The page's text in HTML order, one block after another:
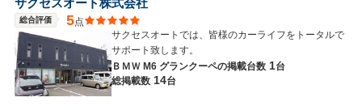
総合評価 5点
サクセスオートでは、皆様のカーライフをトータルで
サポート致します。
ＢＭＷ M6 グランクーペの掲載台数 1台
総掲載数 14台